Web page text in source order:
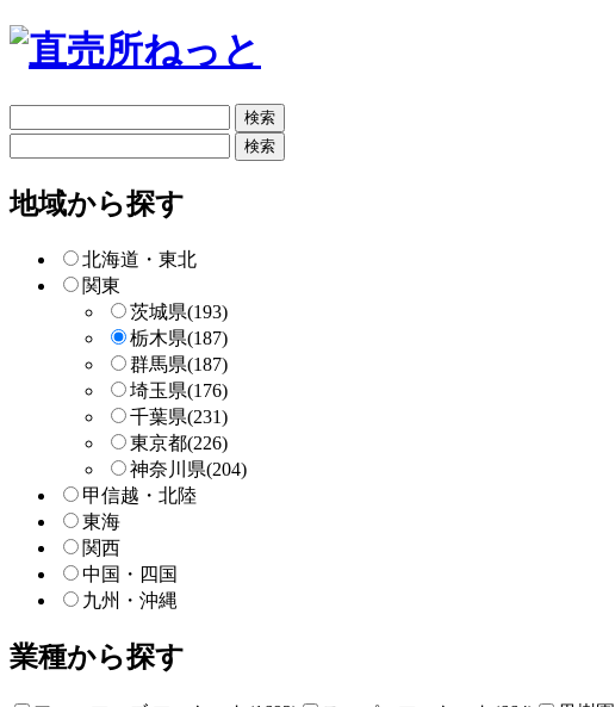
リ
ー
検
索
ー
検
地域から探す
北海道・東北
関東
茨城県(193)
栃木県(187)
群馬県(187)
埼玉県(176)
千葉県(231)
東京都(226)
神奈川県(204)
甲信越・北陸
東海
関西
中国・四国
九州・沖縄
業種から探す